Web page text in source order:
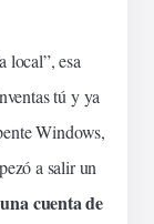
local”, esa
tú y ya
Windows,
a salir un
cuenta de